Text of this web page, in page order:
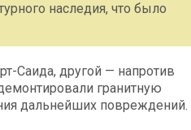
наследия, что было
Саида, другой — напротив
гранитную
дальнейших повреждений.